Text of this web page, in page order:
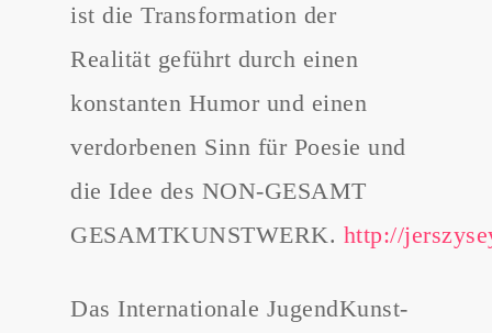
ist die Transformation der
Realität geführt durch einen
konstanten Humor und einen
verdorbenen Sinn für Poesie und
die Idee des NON-GESAMT
GESAMTKUNSTWERK. http://
Das Internationale JugendKunst-